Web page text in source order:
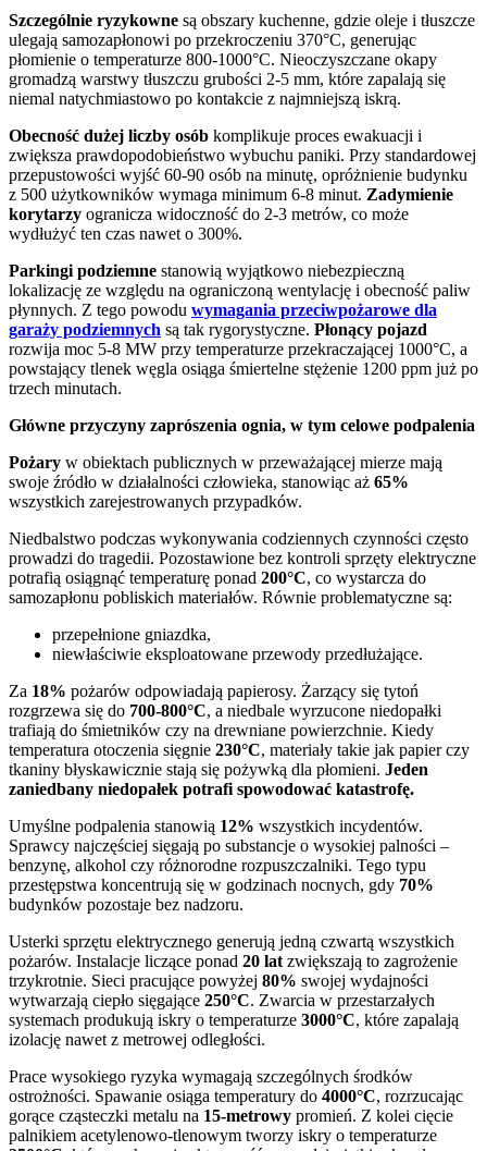
Szczególnie ryzykowne są obszary kuchenne, gdzie oleje i tłuszcze
ulegają samozapłonowi po przekroczeniu 370°C, generując
płomienie o temperaturze 800-1000°C. Nieoczyszczane okapy
gromadzą warstwy tłuszczu grubości 2-5 mm, które zapalają się
niemal natychmiastowo po kontakcie z najmniejszą iskrą.
Obecność dużej liczby osób komplikuje proces ewakuacji i
zwiększa prawdopodobieństwo wybuchu paniki. Przy standardowej
przepustowości wyjść 60-90 osób na minutę, opróżnienie budynku
z 500 użytkowników wymaga minimum 6-8 minut. Zadymienie
korytarzy ogranicza widoczność do 2-3 metrów, co może
wydłużyć ten czas nawet o 300%.
Parkingi podziemne stanowią wyjątkowo niebezpieczną
lokalizację ze względu na ograniczoną wentylację i obecność paliw
płynnych. Z tego powodu wymagania przeciwpożarowe dla
garaży podziemnych są tak rygorystyczne. Płonący pojazd
rozwija moc 5-8 MW przy temperaturze przekraczającej 1000°C, a
powstający tlenek węgla osiąga śmiertelne stężenie 1200 ppm już po
trzech minutach.
Główne przyczyny zaprószenia ognia, w tym celowe podpalenia
Pożary w obiektach publicznych w przeważającej mierze mają
swoje źródło w działalności człowieka, stanowiąc aż 65%
wszystkich zarejestrowanych przypadków.
Niedbalstwo podczas wykonywania codziennych czynności często
prowadzi do tragedii. Pozostawione bez kontroli sprzęty elektryczne
potrafią osiągnąć temperaturę ponad 200°C, co wystarcza do
samozapłonu pobliskich materiałów. Równie problematyczne są:
przepełnione gniazdka,
niewłaściwie eksploatowane przewody przedłużające.
Za 18% pożarów odpowiadają papierosy. Żarzący się tytoń
rozgrzewa się do 700-800°C, a niedbale wyrzucone niedopałki
trafiają do śmietników czy na drewniane powierzchnie. Kiedy
temperatura otoczenia sięgnie 230°C, materiały takie jak papier czy
tkaniny błyskawicznie stają się pożywką dla płomieni. Jeden
zaniedbany niedopałek potrafi spowodować katastrofę.
Umyślne podpalenia stanowią 12% wszystkich incydentów.
Sprawcy najczęściej sięgają po substancje o wysokiej palności –
benzynę, alkohol czy różnorodne rozpuszczalniki. Tego typu
przestępstwa koncentrują się w godzinach nocnych, gdy 70%
budynków pozostaje bez nadzoru.
Usterki sprzętu elektrycznego generują jedną czwartą wszystkich
pożarów. Instalacje liczące ponad 20 lat zwiększają to zagrożenie
trzykrotnie. Sieci pracujące powyżej 80% swojej wydajności
wytwarzają ciepło sięgające 250°C. Zwarcia w przestarzałych
systemach produkują iskry o temperaturze 3000°C, które zapalają
izolację nawet z metrowej odległości.
Prace wysokiego ryzyka wymagają szczególnych środków
ostrożności. Spawanie osiąga temperatury do 4000°C, rozrzucając
gorące cząsteczki metalu na 15-metrowy promień. Z kolei cięcie
palnikiem acetylenowo-tlenowym tworzy iskry o temperaturze